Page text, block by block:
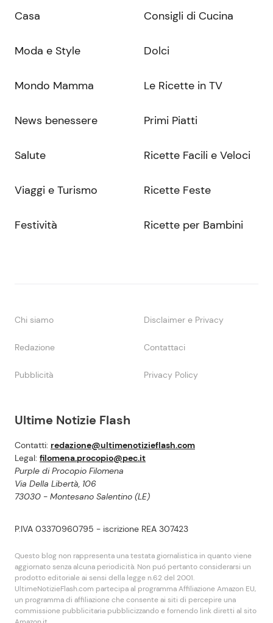
Ultime Notizie Flash
Contatti: redazione@ultimenotizieflash.com
Legal: filomena.procopio@pec.it
Purple di Procopio Filomena
Via Della Libertà, 106
73030 - Montesano Salentino (LE)
P.IVA 03370960795 - iscrizione REA 307423
Questo blog non rappresenta una testata giornalistica in quanto viene
aggiornato senza alcuna periodicità. Non puó pertanto considerarsi un
prodotto editoriale ai sensi della legge n.62 del 2001.
UltimeNotizieFlash.com partecipa al programma Affiliazione Amazon EU,
un programma di affiliazione che consente ai siti di percepire una
commissione pubblicitaria pubblicizzando e fornendo link diretti al sito
Casa
Moda e Style
Mondo Mamma
News benessere
Salute
Viaggi e Turismo
Festività
Consigli di Cucina
Dolci
Le Ricette in TV
Primi Piatti
Ricette Facili e Veloci
Ricette Feste
Ricette per Bambini
Chi siamo Disclaimer e Privacy
Redazione Contattaci
Pubblicità Privacy Policy